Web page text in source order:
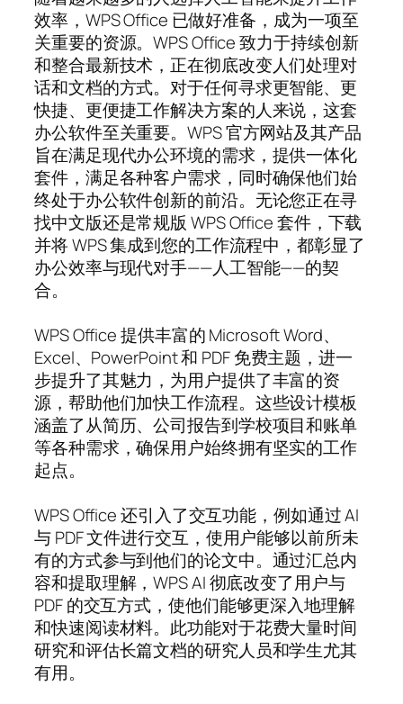
效率，WPS Office 已做好准备，成为一项至
关重要的资源。WPS Office 致力于持续创新
和整合最新技术，正在彻底改变人们处理对
话和文档的方式。对于任何寻求更智能、更
快捷、更便捷工作解决方案的人来说，这套
办公软件至关重要。WPS 官方网站及其产品
旨在满足现代办公环境的需求，提供一体化
套件，满足各种客户需求，同时确保他们始
终处于办公软件创新的前沿。无论您正在寻
找中文版还是常规版 WPS Office 套件，下载
并将 WPS 集成到您的工作流程中，都彰显了
办公效率与现代对手——人工智能——的契
合。
WPS Office 提供丰富的 Microsoft Word、
Excel、PowerPoint 和 PDF 免费主题，进一
步提升了其魅力，为用户提供了丰富的资
源，帮助他们加快工作流程。这些设计模板
涵盖了从简历、公司报告到学校项目和账单
等各种需求，确保用户始终拥有坚实的工作
起点。
WPS Office 还引入了交互功能，例如通过 AI
与 PDF 文件进行交互，使用户能够以前所未
有的方式参与到他们的论文中。通过汇总内
容和提取理解，WPS AI 彻底改变了用户与
PDF 的交互方式，使他们能够更深入地理解
和快速阅读材料。此功能对于花费大量时间
研究和评估长篇文档的研究人员和学生尤其
有用。